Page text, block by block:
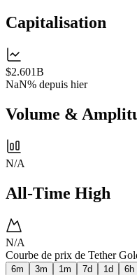
Capitalisation
$2.601B
NaN% depuis hier
Volume &
N/A
All-Time High
N/A
Courbe de prix de Tether
6m 3m 1m 7d 1d 6h